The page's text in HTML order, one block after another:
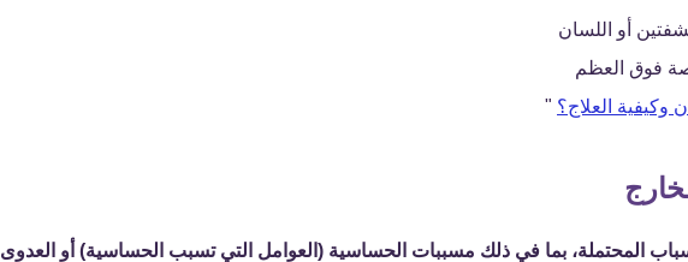
أو اللسان
فوق العظم
وكيفية العلاج؟ "
المحتملة، بما في ذلك مسببات الحساسية (العوامل التي تسبب الحساسية) أو العدوى